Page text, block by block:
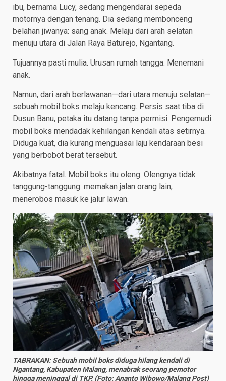
ibu, bernama Lucy, sedang mengendarai sepeda
motornya dengan tenang. Dia sedang membonceng
belahan jiwanya: sang anak. Melaju dari arah selatan
menuju utara di Jalan Raya Baturejo, Ngantang.
Tujuannya pasti mulia. Urusan rumah tangga. Menemani
anak.
Namun, dari arah berlawanan—dari utara menuju selatan—
sebuah mobil boks melaju kencang. Persis saat tiba di
Dusun Banu, petaka itu datang tanpa permisi. Pengemudi
mobil boks mendadak kehilangan kendali atas setirnya.
Diduga kuat, dia kurang menguasai laju kendaraan besi
yang berbobot berat tersebut.
Akibatnya fatal. Mobil boks itu oleng. Olengnya tidak
tanggung-tanggung: memakan jalan orang lain,
menerobos masuk ke jalur lawan.
TABRAKAN: Sebuah mobil boks diduga hilang kendali di
Ngantang, Kabupaten Malang, menabrak seorang pemotor
hingga meninggal di TKP. (Foto: Ananto Wibowo/Malang Post)